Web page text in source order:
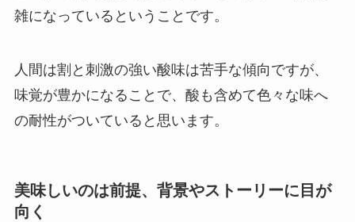
雑になっているということです。
人間は割と刺激の強い酸味は苦手な傾向ですが、
味覚が豊かになることで、酸も含めて色々な味へ
の耐性がついていると思います。
美味しいのは前提、背景やストーリーに目が
向く